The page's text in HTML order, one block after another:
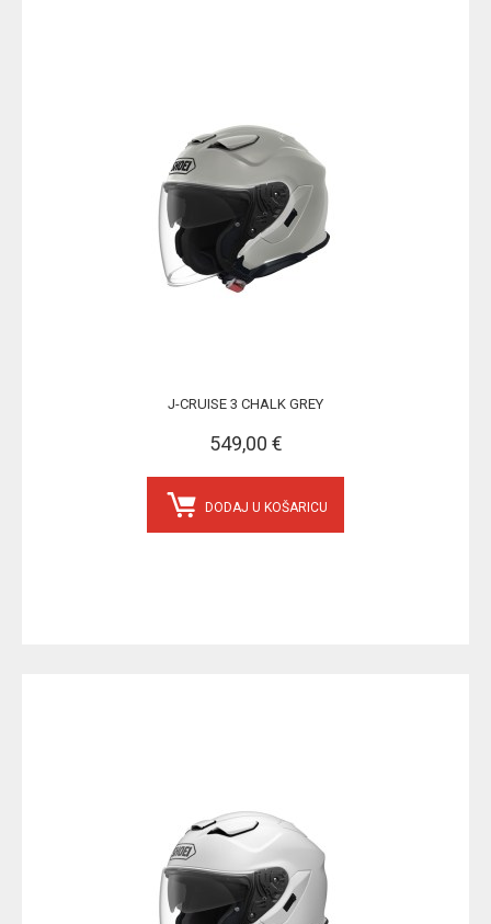
J-CRUISE 3 CHALK GREY
549,00 €
DODAJ U KOŠARICU